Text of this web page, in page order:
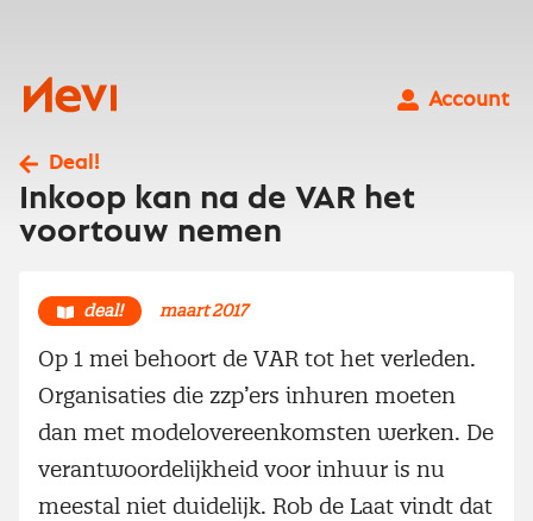
Nevi
Account
Deal!
Inkoop kan na de VAR het
voortouw nemen
deal! maart 2017
Op 1 mei behoort de VAR tot het verleden.
Organisaties die zzp’ers inhuren moeten
dan met modelovereenkomsten werken. De
verantwoordelijkheid voor inhuur is nu
meestal niet duidelijk. Rob de Laat vindt dat